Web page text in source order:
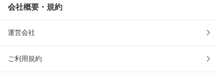
会社概要・規約
運営会社
ご利用規約